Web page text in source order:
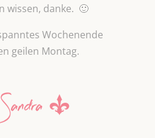
wissen, danke. 🙂
Wochenende
geilen Montag.